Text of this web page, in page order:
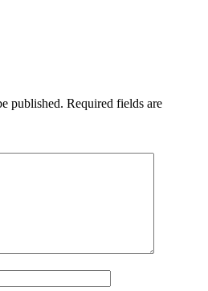
published. Required fields are